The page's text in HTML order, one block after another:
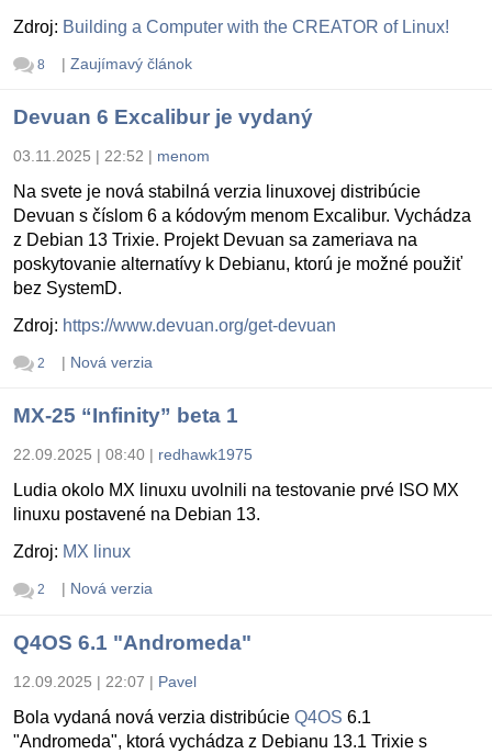
Zdroj: Building a Computer with the CREATOR of Linux!
8 | Zaujímavý článok
Devuan 6 Excalibur je vydaný
03.11.2025 | 22:52 | menom
Na svete je nová stabilná verzia linuxovej distribúcie
Devuan s číslom 6 a kódovým menom Excalibur. Vychádza
z Debian 13 Trixie. Projekt Devuan sa zameriava na
poskytovanie alternatívy k Debianu, ktorú je možné použiť
bez SystemD.
Zdroj: https://www.devuan.org/get-devuan
2 | Nová verzia
MX-25 “Infinity” beta 1
22.09.2025 | 08:40 | redhawk1975
Ludia okolo MX linuxu uvolnili na testovanie prvé ISO MX
linuxu postavené na Debian 13.
Zdroj: MX linux
2 | Nová verzia
Q4OS 6.1 "Andromeda"
12.09.2025 | 22:07 | Pavel
Bola vydaná nová verzia distribúcie Q4OS 6.1
"Andromeda", ktorá vychádza z Debianu 13.1 Trixie s